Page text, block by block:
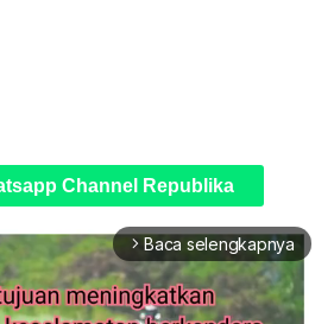
Channel Republika
arrow_forward_ios Baca selengkapnya